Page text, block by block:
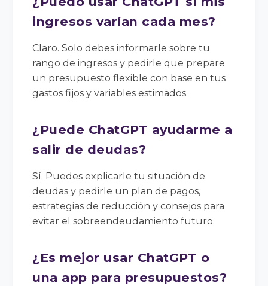
ingresos varían cada mes?
Claro. Solo debes informarle sobre tu
rango de ingresos y pedirle que prepare
un presupuesto flexible con base en tus
gastos fijos y variables estimados.
¿Puede ChatGPT ayudarme a
salir de deudas?
Sí. Puedes explicarle tu situación de
deudas y pedirle un plan de pagos,
estrategias de reducción y consejos para
evitar el sobreendeudamiento futuro.
¿Es mejor usar ChatGPT o
una app para presupuestos?